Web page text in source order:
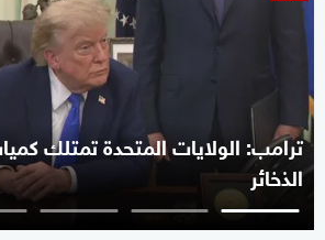
ترامب: الولايات المتحدة تمتلك
الذخائر